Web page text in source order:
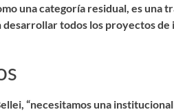
una categoría residual, es una
todos los proyectos de
“necesitamos una